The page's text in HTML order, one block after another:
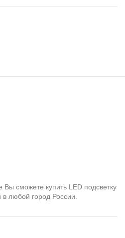
сможете купить LED подсветку
в любой город России.